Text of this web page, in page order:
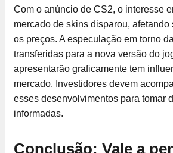
Com o anúncio de CS2, o interesse
mercado de skins disparou,
os preços. A especulação em torno
transferidas para a nova versão do
apresentarão graficamente tem
mercado. Investidores devem
esses desenvolvimentos para tomar
informadas.
Conclusão: Vale a